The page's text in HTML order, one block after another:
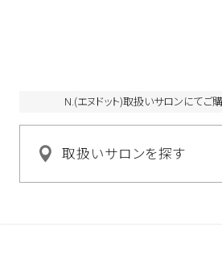
リコール、ＰＣＡイソステアリン酸ＰＥ
リル、ＰＥＧ－２０ソルビタンココエート
シ油、ポリクオタニウム－７、ポリクオ
N.(エヌドット)取扱いサロンにてご
取扱いサロンを探す